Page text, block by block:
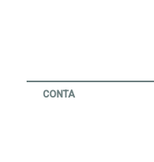
CONTA